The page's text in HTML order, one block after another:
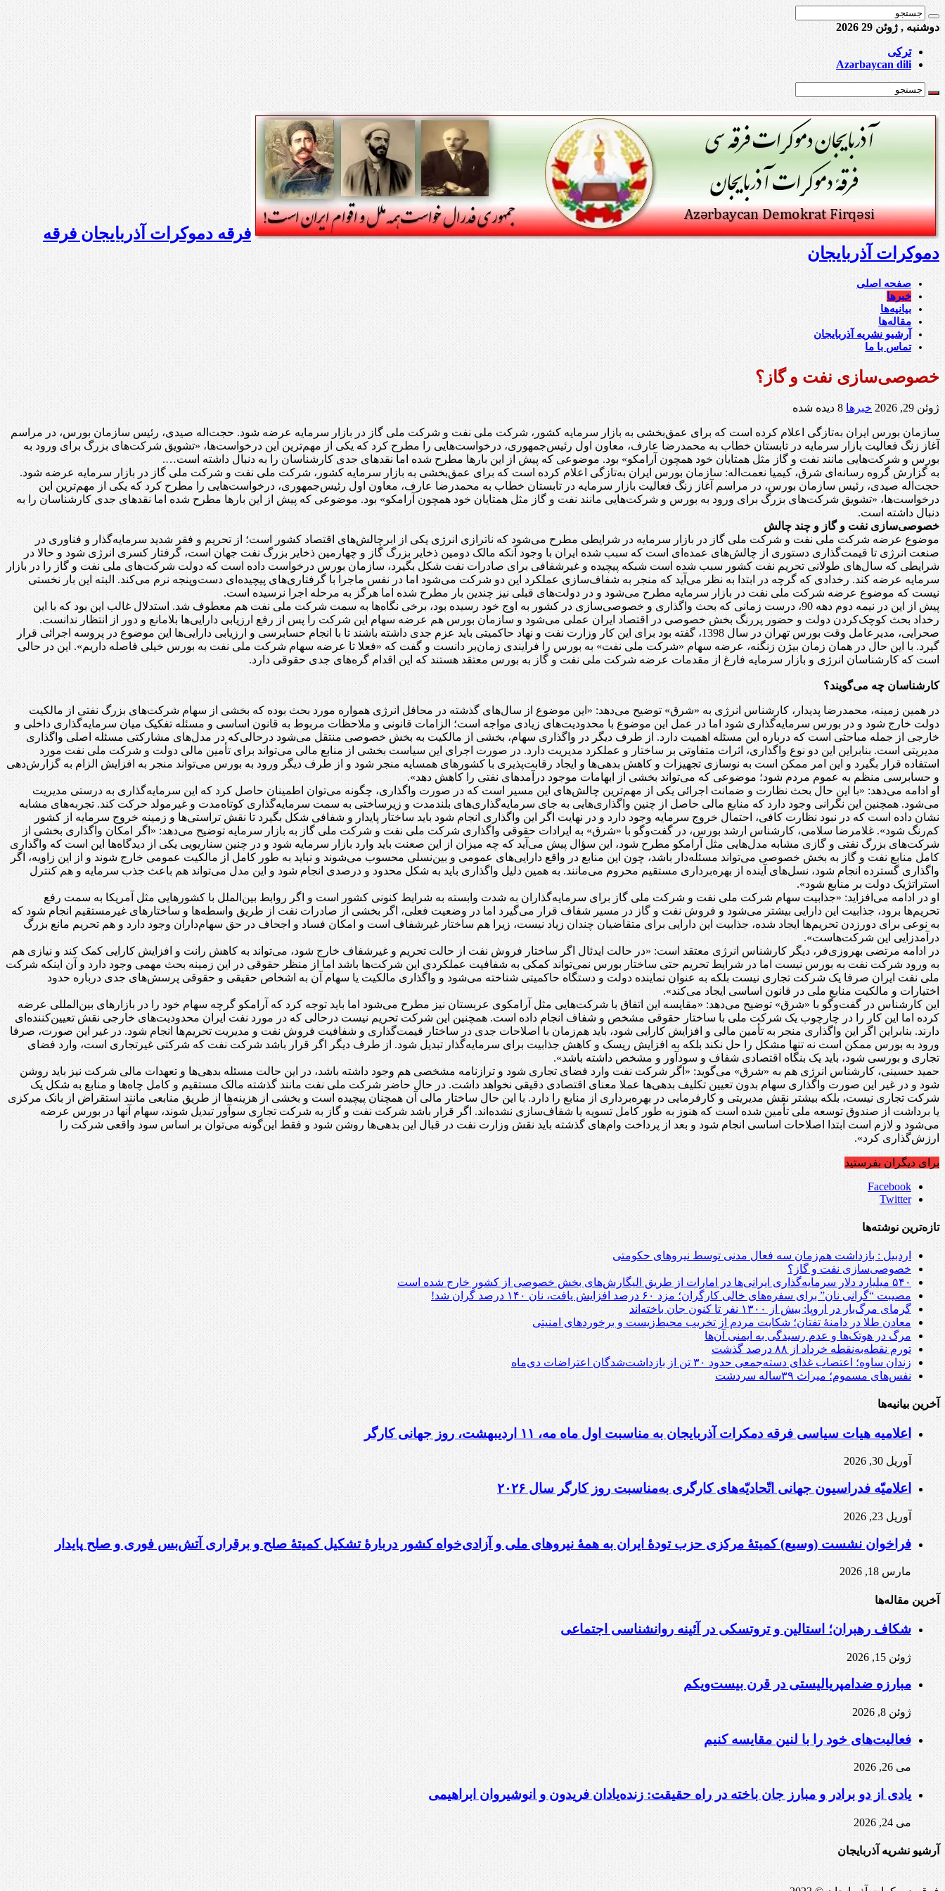
دوشنبه , ژوئن 29 2026
ترکی
Azərbaycan dili
فرقه دموکرات آذربایجان فرقه
دموکرات آذربایجان
صفحه اصلی
خبرها
بیانیه‌ها
مقاله‌ها
آرشیو نشریه آذربایجان
تماس با ما
خصوصی‌سازی نفت و گاز؟
ژوئن 29, 2026 خبرها 8 دیده شده
سازمان بورس ایران به‌تازگی اعلام کرده است که برای عمق‌بخشی به بازار سرمایه کشور، شرکت ملی نفت و شرکت ملی گاز در بازار سرمایه عرضه شود. حجت‌اله صیدی، رئیس سازمان بورس، در مراسم
آغاز زنگ فعالیت بازار سرمایه در تابستان خطاب به محمدرضا عارف، معاون اول رئیس‌جمهوری، درخواست‌هایی را مطرح کرد که یکی از مهم‌ترین این درخواست‌ها، «تشویق شرکت‌های بزرگ برای ورود به
بورس و شرکت‌هایی مانند نفت و گاز مثل همتایان خود همچون آرامکو» بود. موضوعی که پیش از این بارها مطرح شده اما نقدهای جدی کارشناسان را به دنبال داشته است….
به گزارش گروه رسانه‌ای شرق، ‌کیمیا نعمت‌اله: سازمان بورس ایران به‌تازگی اعلام کرده است که برای عمق‌بخشی به بازار سرمایه کشور، شرکت ملی نفت و شرکت ملی گاز در بازار سرمایه عرضه شود.
حجت‌اله صیدی، رئیس سازمان بورس، در مراسم آغاز زنگ فعالیت بازار سرمایه در تابستان خطاب به محمدرضا عارف، معاون اول رئیس‌جمهوری، درخواست‌هایی را مطرح کرد که یکی از مهم‌ترین این
درخواست‌ها، «تشویق شرکت‌های بزرگ برای ورود به بورس و شرکت‌هایی مانند نفت و گاز مثل همتایان خود همچون آرامکو» بود. موضوعی که پیش از این بارها مطرح شده اما نقدهای جدی کارشناسان را به
دنبال داشته است.
خصوصی‌سازی نفت و گاز و چند چالش
موضوع عرضه شرکت ملی نفت و شرکت ملی گاز در بازار سرمایه در شرایطی مطرح می‌شود که ناترازی انرژی یکی از ابرچالش‌های اقتصاد کشور است؛ از تحریم و فقر شدید سرمایه‌گذار و فناوری در
صنعت انرژی تا قیمت‌گذاری دستوری از چالش‌های عمده‌ای است که سبب شده ایران با وجود آنکه مالک دومین ذخایر بزرگ گاز و چهارمین ذخایر بزرگ نفت جهان است، گرفتار کسری انرژی شود و حالا در
شرایطی که سال‌های طولانی تحریم نفت کشور سبب شده است شبکه پیچیده و غیرشفافی برای صادرات نفت شکل بگیرد، سازمان بورس درخواست داده است که دولت شرکت‌های ملی نفت و گاز را در بازار
سرمایه عرضه کند. رخدادی که گرچه در ابتدا به نظر می‌آید که منجر به شفاف‌سازی عملکرد این دو شرکت می‌شود اما در نفس ماجرا با گرفتاری‌های پیچیده‌ای دست‌وپنجه نرم می‌کند. البته این بار نخستی
نیست که موضوع عرضه شرکت ملی نفت در بازار سرمایه مطرح می‌شود و در دولت‌های قبلی نیز چندین بار مطرح شده اما هرگز به مرحله اجرا نرسیده است.
پیش‌ از‌ این در نیمه دوم دهه 90، درست زمانی که بحث واگذاری و خصوصی‌سازی در کشور به اوج خود رسیده بود، برخی نگاه‌ها به سمت شرکت ملی نفت هم معطوف شد. استدلال غالب این بود که با این
رخداد بحث کوچک‌کردن دولت و حضور پررنگ بخش خصوصی در اقتصاد ایران عملی می‌شود و سازمان بورس هم عرضه سهام این شرکت را پس از رفع ارزیابی دارایی‌ها بلامانع و دور از انتظار ندانست.
صحرایی، مدیرعامل وقت بورس تهران در سال 1398، گفته بود برای این کار وزارت نفت و نهاد حاکمیتی باید عزم جدی داشته باشند تا با انجام حسابرسی و ارزیابی دارایی‌ها این موضوع در پروسه اجرائی قرار
گیرد. با این حال در همان زمان بیژن زنگنه، عرضه سهام «شرکت ملی نفت» به بورس را فرایندی زمان‌بر دانست و گفت که «فعلا تا عرضه سهام شرکت ملی نفت به بورس خیلی فاصله داریم». این در حالی
است که کارشناسان انرژی و بازار سرمایه فارغ از مقدمات عرضه شرکت ملی نفت و گاز به بورس معتقد هستند که این اقدام گره‌های جدی حقوقی دارد.
کارشناسان چه می‌گویند؟
در همین زمینه، محمدرضا پدیدار، کارشناس انرژی به «شرق» توضیح می‌دهد: «این موضوع از سال‌های گذشته در محافل انرژی همواره مورد بحث بوده که بخشی از سهام شرکت‌های بزرگ نفتی از مالکیت
دولت خارج شود و در بورس سرمایه‌گذاری شود اما در عمل این موضوع با محدودیت‌های زیادی مواجه است؛ الزامات قانونی و ملاحظات مربوط به قانون اساسی و مسئله تفکیک میان سرمایه‌گذاری داخلی و
خارجی از جمله مباحثی است که درباره این مسئله اهمیت دارد. از طرف دیگر در واگذاری سهام، بخشی از مالکیت به بخش خصوصی منتقل می‌شود درحالی‌که در مدل‌های مشارکتی مسئله اصلی واگذاری
مدیریتی است. بنابراین این دو نوع واگذاری، اثرات متفاوتی بر ساختار و عملکرد مدیریت دارد. در صورت اجرای این سیاست بخشی از منابع مالی می‌تواند برای تأمین مالی دولت و شرکت ملی نفت مورد
استفاده قرار بگیرد و این امر ممکن است به نوسازی تجهیزات و کاهش بدهی‌ها و ایجاد رقابت‌پذیری با کشورهای همسایه منجر شود و از طرف دیگر ورود به بورس می‌تواند منجر به افزایش الزام به گزارش‌دهی
و حسابرسی منظم به عموم مردم شود؛ موضوعی که می‌تواند بخشی از ابهامات موجود درآمدهای نفتی را کاهش دهد».
او ادامه می‌دهد: «با این حال بحث نظارت و ضمانت اجرائی یکی از مهم‌ترین چالش‌های این مسیر است که در صورت واگذاری، چگونه می‌توان اطمینان حاصل کرد که این سرمایه‌گذاری به درستی مدیریت
می‌شود. همچنین این نگرانی وجود دارد که منابع مالی حاصل از چنین واگذاری‌هایی به جای سرمایه‌گذاری‌های بلندمدت و زیرساختی به سمت سرمایه‌گذاری کوتاه‌مدت و غیرمولد حرکت کند. تجربه‌های مشابه
نشان داده است که در نبود نظارت کافی، احتمال خروج سرمایه وجود دارد و در نهایت اگر این واگذاری انجام شود باید ساختار پایدار و شفافی شکل بگیرد تا نقش تراستی‌ها و زمینه خروج سرمایه از کشور
کم‌رنگ شود». غلامرضا سلامی، کارشناس ارشد بورس، در گفت‌وگو با «شرق» به ایرادات حقوقی واگذاری شرکت ملی نفت و شرکت ملی گاز به بازار سرمایه توضیح می‌دهد: «اگر امکان واگذاری بخشی از
شرکت‌های بزرگ نفتی و گازی مشابه مدل‌هایی مثل آرامکو مطرح شود، این سؤال پیش می‌آید که چه میزان از این صعنت باید وارد بازار سرمایه شود و در چنین سناریویی یکی از دیدگاه‌ها این است که واگذاری
کامل منابع نفت و گاز به بخش خصوصی می‌تواند مسئله‌دار باشد، چون این منابع در واقع دارایی‌های عمومی و بین‌نسلی محسوب می‌شوند و نباید به طور کامل از مالکیت عمومی خارج شوند و از این زاویه، اگر
واگذاری گسترده انجام شود، نسل‌های آینده از بهره‌برداری مستقیم محروم می‌مانند. به همین دلیل واگذاری باید به شکل محدود و درصدی انجام شود و این مدل می‌تواند هم باعث جذب سرمایه و هم کنترل
استراتژیک دولت بر منابع شود».
او در ادامه می‌افزاید: «جذابیت سهام شرکت ملی نفت و شرکت ملی گاز برای سرمایه‌گذاران به شدت وابسته به شرایط کنونی کشور است و اگر روابط بین‌الملل با کشورهایی مثل آمریکا به سمت رفع
تحریم‌ها برود، جذابیت این دارایی بیشتر می‌شود و فروش نفت و گاز در مسیر شفاف قرار می‌گیرد اما در وضعیت فعلی، اگر بخشی از صادرات نفت از طریق واسطه‌ها و ساختارهای غیرمستقیم انجام شود که
به نوعی برای دورزدن تحریم‌ها ایجاد شده، جذابیت این دارایی برای متقاضیان چندان زیاد نیست، زیرا هم ساختار غیرشفاف است و امکان فساد و اجحاف در حق سهام‌داران وجود دارد و هم تحریم مانع بزرگ
درآمدزایی این شرکت‌هاست».
در ادامه مرتضی بهروزی‌فر، دیگر کارشناس انرژی معتقد است: «در حالت ایدئال اگر ساختار فروش نفت از حالت تحریم و غیرشفاف خارج شود، می‌تواند به کاهش رانت و افزایش کارایی کمک کند و نیازی هم
به ورود شرکت نفت به بورس نیست اما در شرایط تحریم حتی ساختار بورس نمی‌تواند کمکی به شفافیت عملکردی این شرکت‌ها باشد اما از منظر حقوقی در این زمینه بحث مهمی وجود دارد و آن اینکه شرکت
ملی نفت ایران صرفا یک شرکت تجاری نیست بلکه به عنوان نماینده دولت و دستگاه حاکمیتی شناخته می‌شود و واگذاری مالکیت یا سهام آن به اشخاص حقیقی و حقوقی پرسش‌های جدی درباره حدود
اختیارات و مالکیت منابع ملی در قانون اساسی ایجاد می‌کند».
این کارشناس در گفت‌وگو با «شرق» توضیح می‌دهد: «مقایسه این اتفاق با شرکت‌هایی مثل آرامکوی عربستان نیز مطرح می‌شود اما باید توجه کرد که آرامکو گرچه سهام خود را در بازارهای بین‌المللی عرضه
کرده اما این کار را در چارچوب یک شرکت ملی با ساختار حقوقی مشخص و شفاف انجام داده است. همچنین این شرکت تحریم نیست درحالی که در مورد نفت ایران محدودیت‌های خارجی نقش تعیین‌کننده‌ای
دارند. بنابراین اگر این واگذاری منجر به تأمین مالی و افزایش کارایی شود، باید هم‌زمان با اصلاحات جدی در ساختار قیمت‌گذاری و شفافیت فروش نفت و مدیریت تحریم‌ها انجام شود. در غیر این صورت، صرفا
ورود به بورس ممکن است نه تنها مشکل را حل نکند بلکه به افزایش ریسک و کاهش جذابیت برای سرمایه‌گذار تبدیل شود. از طرف دیگر اگر قرار باشد شرکت نفت که شرکتی غیرتجاری است، وارد فضای
تجاری و بورسی شود، باید یک بنگاه اقتصادی شفاف و سودآور و مشخص داشته باشد».
حمید حسینی، کارشناس انرژی هم به «شرق» می‌گوید: «اگر شرکت نفت وارد فضای تجاری شود و ترازنامه مشخصی هم وجود داشته باشد، در این حالت مسئله بدهی‌ها و تعهدات مالی شرکت نیز باید روشن
شود و در غیر این صورت واگذاری سهام بدون تعیین تکلیف بدهی‌ها عملا معنای اقتصادی دقیقی نخواهد داشت. در حال حاضر شرکت ملی نفت مانند گذشته مالک مستقیم و کامل چاه‌ها و منابع به شکل یک
شرکت تجاری نیست، بلکه بیشتر نقش مدیریتی و کارفرمایی در بهره‌برداری از منابع را دارد. با این حال ساختار مالی آن همچنان پیچیده است و بخشی از هزینه‌ها از طریق منابعی مانند استقراض از بانک مرکزی
یا برداشت از صندوق توسعه ملی تأمین شده است که هنوز به طور کامل تسویه یا شفاف‌سازی نشده‌اند. اگر قرار باشد شرکت نفت و گاز به شرکت تجاری سوآور تبدیل شوند، سهام آنها در بورس عرضه
می‌شود و لازم است ابتدا اصلاحات اساسی انجام شود و بعد از پرداخت وام‌های گذشته باید نقش وزارت نفت در قبال این بدهی‌ها روشن شود و فقط این‌گونه می‌توان بر اساس سود واقعی شرکت را
ارزش‌گذاری کرد».
برای دیگران بفرستید
Facebook
Twitter
تازه‌ترین نوشته‌ها
اردبیل : بازداشت هم‌زمان سه فعال مدنی توسط نیروهای حکومتی
خصوصی‌سازی نفت و گاز؟
۵۴۰ میلیارد دلار سرمایه‌گذاری ایرانی‌ها در امارات از طریق الیگارش‌های بخش خصوصی از کشور خارج شده است
مصیبت “گرانی نان” برای سفره‌های خالی کارگران؛ مزد ۶۰ درصد افزایش یافت، نان ۱۴۰ درصد گران شد!
گرمای مرگ‌بار در اروپا: بیش از ۱۳۰۰ نفر تا کنون جان باخته‌اند
معادن طلا در دامنهٔ تفتان؛ شکایت مردم از تخریب محیط‌زیست و برخوردهای امنیتی
مرگ در هوتک‌ها و عدم رسیدگی به ایمنی آن‌ها
تورم نقطه‌به‌نقطه خرداد از ۸۸ درصد گذشت
زندان ساوه؛ اعتصاب غذای دسته‌جمعی حدود ۳۰ تن از بازداشت‌شدگان اعتراضات دی‌ماه
نفس‌های مسموم؛ میراث ۳۹ساله سردشت
آخرین بیانیه‌ها
اعلامیه هیات سیاسی فرقه دمکرات آذربایجان به مناسبت اول ماه مه، ۱۱ اردیبهشت، روز جهانی کارگر
آوریل 30, 2026
اعلامیّه فدراسیون جهانی اتّحادیّه‌های کارگری به‌مناسبت روز کارگر سال ۲۰۲۶
آوریل 23, 2026
فراخوان نشست (وسیع)‌ کمیتهٔ‌ مرکزی حزب تودهٔ ایران به همهٔ نیروهای ملی و آزادی‌خواه کشور دربارهٔ تشکیل کمیتهٔ صلح و برقراری آتش‌بس فوری و صلح پایدار
مارس 18, 2026
آخرین مقاله‌ها
شکاف رهبران؛ استالین و تروتسکی در آئینه روانشناسی اجتماعی
ژوئن 15, 2026
مبارزه ضد‌امپریالیستی در قرن بیست‌ویکم
ژوئن 8, 2026
فعالیت‌های خود را با لنین مقایسه کنیم
می 26, 2026
یادی از دو برادر و مبارز جان باخته در راه حقیقت: زنده‌یادان فریدون و انوشیروان ابراهیمی
می 24, 2026
آرشیو نشریه آذربایجان